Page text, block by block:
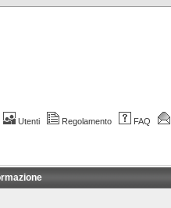
Utenti Regolamento FAQ